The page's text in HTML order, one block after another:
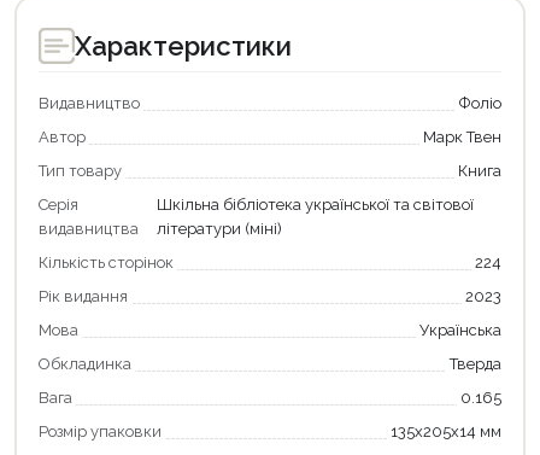
Характеристики
Видавництво
Фоліо
Автор
Марк Твен
Тип товару
Книга
Серія
видавництва
Шкільна бібліотека української та світової
літератури (міні)
Кількість сторінок
224
Рік видання
2023
Мова
Українська
Обкладинка
Тверда
Вага
0.165
Розмір упаковки
135х205х14 мм
Продовжити покупки